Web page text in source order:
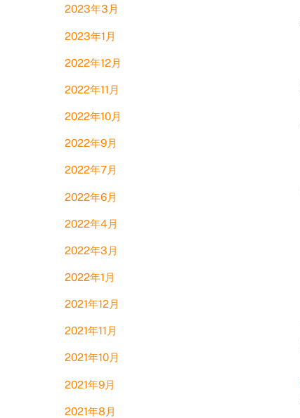
2023年3月
2023年1月
2022年12月
2022年11月
2022年10月
2022年9月
2022年7月
2022年6月
2022年4月
2022年3月
2022年1月
2021年12月
2021年11月
2021年10月
2021年9月
2021年8月